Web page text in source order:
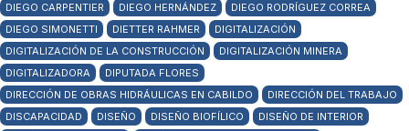
DIEGO CARPENTIER
DIEGO HERNÁNDEZ
DIEGO RODRÍGUEZ CORREA
DIEGO SIMONETTI
DIETTER RAHMER
DIGITALIZACIÓN
DIGITALIZACIÓN DE LA CONSTRUCCIÓN
DIGITALIZACIÓN MINERA
DIGITALIZADORA
DIPUTADA FLORES
DIRECCIÓN DE OBRAS HIDRÁULICAS EN CABILDO
DIRECCIÓN DEL TRABAJO
DISCAPACIDAD
DISEÑO DISEÑO BIOFÍLICO
DISEÑO DE INTERIOR